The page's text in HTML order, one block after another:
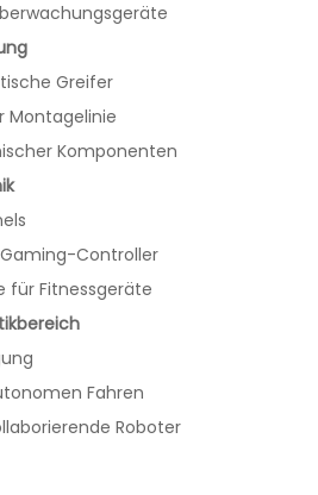
Greifer
Montagelinie
Komponenten
Controller
für Fitnessgeräte
Fahren
Roboter